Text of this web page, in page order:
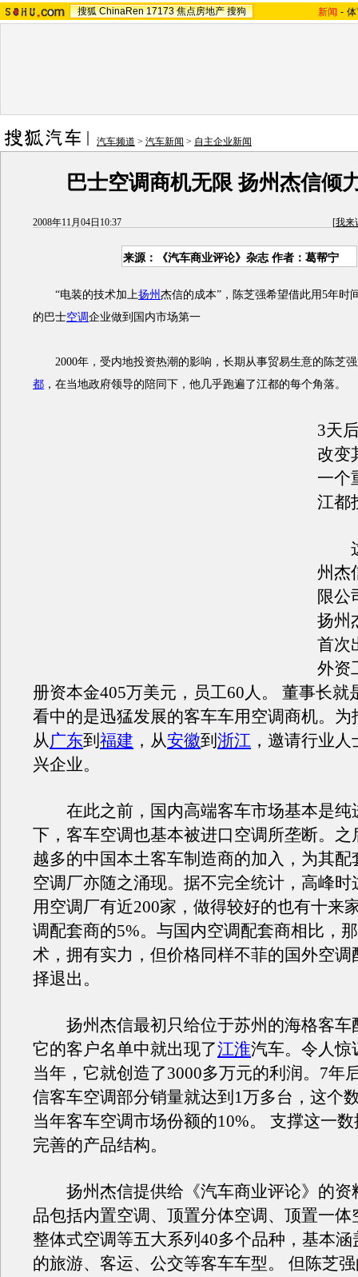
搜狐 ChinaRen 17173 焦点房地产 搜狗 新闻 -
汽车频道 > 汽车新闻 > 自主企业新闻
巴士空调商机无限 扬州杰信倾
2008年11月04日10:37 [我来
来源：《汽车商业评论》杂志 作者：葛帮宁
“电装的技术加上扬州 杰信的成本”，陈芝强希望借此用5年时
的巴士空调企业做到国内市场第一
2000年，受内地投资热潮的影响，长期从事贸易生意的陈芝强
都 ，在当地政府领导的陪同下，他几乎跑遍了江都的每个角落。
3天
改变
一个
江都
这
州杰
限公
扬州
首次
外资
册资本金405万美元，员工60人。 董事长就
看中的是迅猛发展的客车车用空调商机。为
从广东到 福建 ，从安徽到 浙江 ，邀请行业
兴企业。
在此之前，国内高端客车市场基本是纯
下，客车空调也基本被进口空调所垄断。之
越多的中国本土客车制造商的加入，为其配
空调厂亦随之涌现。据不完全统计，高峰时
用空调厂有近200家，做得较好的也有十来
调配套商的5%。与国内空调配套商相比，
术，拥有实力，但价格同样不菲的国外空调
择退出。
扬州杰信最初只给位于苏州的海格客车
它的客户名单中就出现了江淮汽车。令人惊
当年，它就创造了3000多万元的利润。7年
信客车空调部分销量就达到1万多台，这个
当年客车空调市场份额的10%。 支撑这一
完善的产品结构。
扬州杰信提供给《汽车商业评论》的资
品包括内置空调、顶置分体空调、顶置一体
整体式空调等五大系列40多个品种，基本涵
的旅游、客运、公交等客车车型。 但陈芝